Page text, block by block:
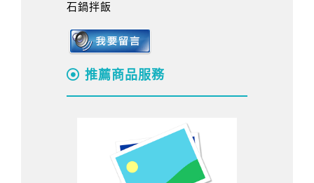
石鍋拌飯
推薦商品服務